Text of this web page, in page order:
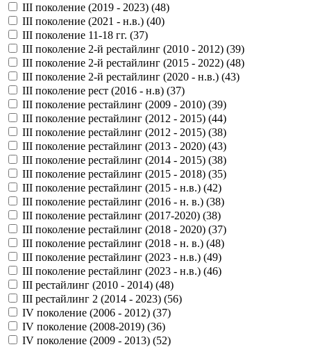
III поколение (2019 - 2023) (48)
III поколение (2021 - н.в.) (40)
III поколение 11-18 гг. (37)
III поколение 2-й рестайлинг (2010 - 2012) (39)
III поколение 2-й рестайлинг (2015 - 2022) (48)
III поколение 2-й рестайлинг (2020 - н.в.) (43)
III поколение рест (2016 - н.в) (37)
III поколение рестайлинг (2009 - 2010) (39)
III поколение рестайлинг (2012 - 2015) (44)
III поколение рестайлинг (2012 - 2015) (38)
III поколение рестайлинг (2013 - 2020) (43)
III поколение рестайлинг (2014 - 2015) (38)
III поколение рестайлинг (2015 - 2018) (35)
III поколение рестайлинг (2015 - н.в.) (42)
III поколение рестайлинг (2016 - н. в.) (38)
III поколение рестайлинг (2017-2020) (38)
III поколение рестайлинг (2018 - 2020) (37)
III поколение рестайлинг (2018 - н. в.) (48)
III поколение рестайлинг (2023 - н.в.) (49)
III поколение рестайлинг (2023 - н.в.) (46)
III рестайлинг (2010 - 2014) (48)
III рестайлинг 2 (2014 - 2023) (56)
IV поколение (2006 - 2012) (37)
IV поколение (2008-2019) (36)
IV поколение (2009 - 2013) (52)